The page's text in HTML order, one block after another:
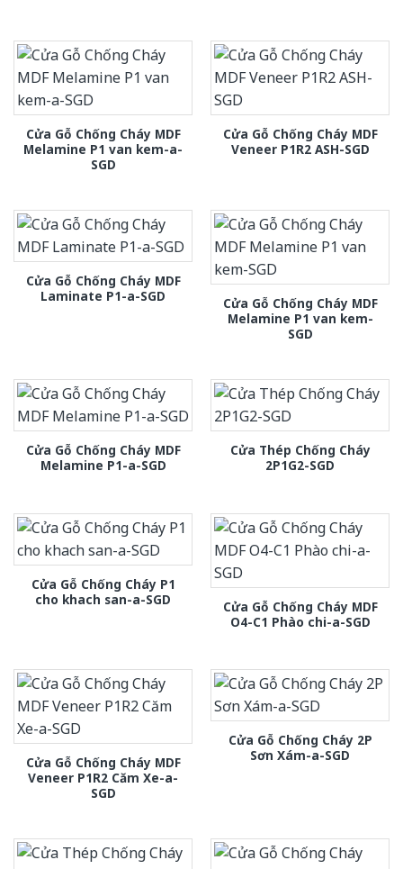
Cửa Gỗ Chống Cháy MDF
Melamine P1 van kem-a-
SGD
Cửa Gỗ Chống Cháy MDF
Veneer P1R2 ASH-SGD
Cửa Gỗ Chống Cháy MDF
Laminate P1-a-SGD
Cửa Gỗ Chống Cháy MDF
Melamine P1 van kem-
SGD
Cửa Gỗ Chống Cháy MDF
Melamine P1-a-SGD
Cửa Thép Chống Cháy
2P1G2-SGD
Cửa Gỗ Chống Cháy P1
cho khach san-a-SGD
Cửa Gỗ Chống Cháy MDF
O4-C1 Phào chi-a-SGD
Cửa Gỗ Chống Cháy MDF
Veneer P1R2 Căm Xe-a-
SGD
Cửa Gỗ Chống Cháy 2P
Sơn Xám-a-SGD